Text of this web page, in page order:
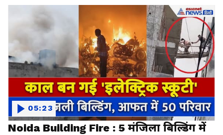
Noida Building Fire : 5 मंजिला बिल्डिंग में
05:23